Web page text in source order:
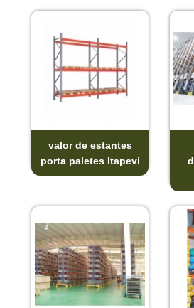
valor de estantes
porta paletes Itapevi